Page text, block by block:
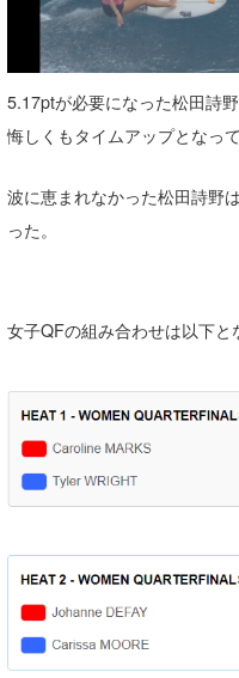
5.17ptが必要になった松田詩野
悔しくもタイムアップとなって
波に恵まれなかった松田詩野
った。
女子QFの組み合わせは以下と